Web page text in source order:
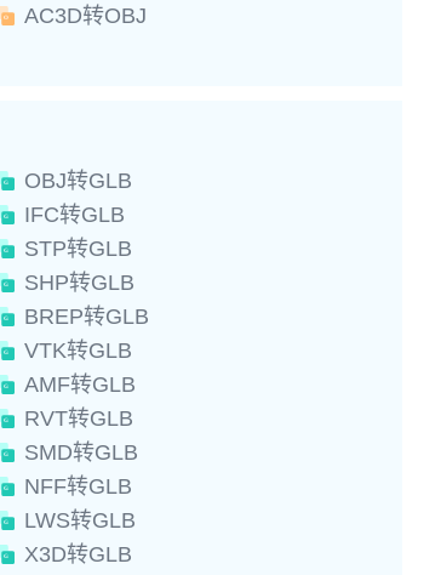
AC3D转OBJ
OBJ转GLB
IFC转GLB
STP转GLB
SHP转GLB
BREP转GLB
VTK转GLB
AMF转GLB
RVT转GLB
SMD转GLB
NFF转GLB
LWS转GLB
X3D转GLB